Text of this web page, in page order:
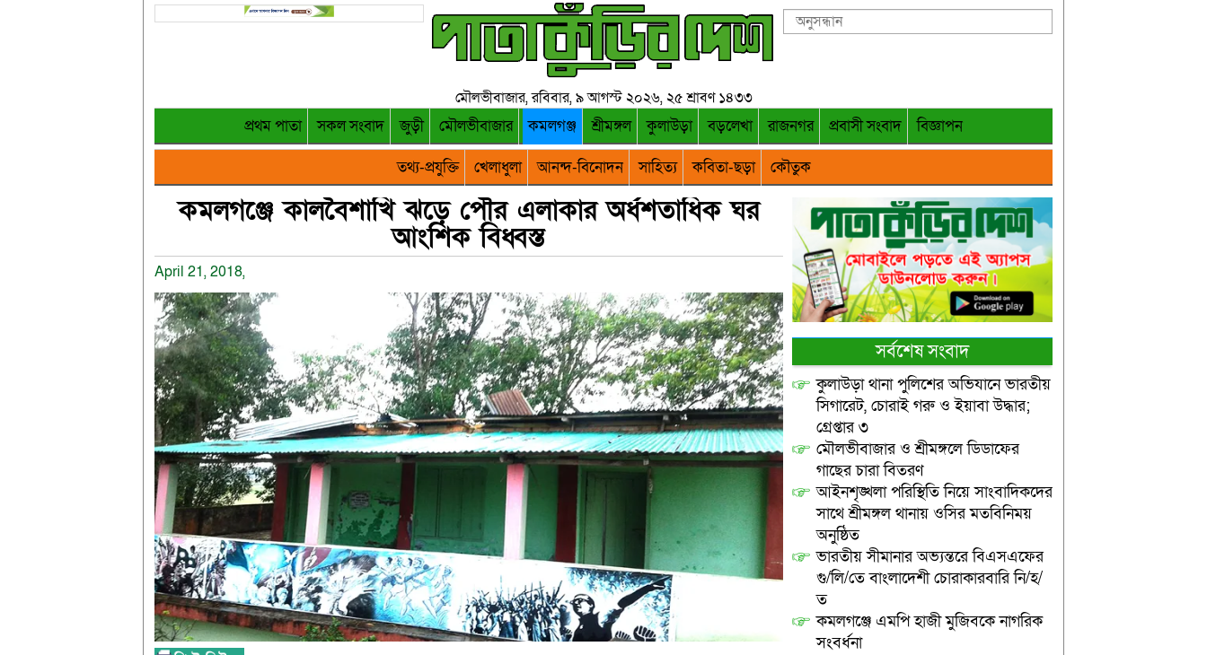
মৌলভীবাজার, রবিবার, ৯ আগস্ট ২০২৬, ২৫ শ্রাবণ ১৪৩৩
প্রথম পাতা সকল সংবাদ জুড়ী মৌলভীবাজার কমলগঞ্জ শ্রীমঙ্গল কুলাউড়া বড়লেখা রাজনগর প্রবাসী সংবাদ
বিজ্ঞাপন
তথ্য-প্রযুক্তি
খেলাধুলা আনন্দ-বিনোদন সাহিত্য কবিতা-ছড়া কৌতুক
কমলগঞ্জে কালবৈশাখি ঝড়ে পৌর এলাকার অর্ধশতাধিক ঘর
আংশিক বিধ্বস্ত
April 21, 2018,
সর্বশেষ সংবাদ
কুলাউড়া থানা পুলিশের অভিযানে ভারতীয়
সিগারেট, চোরাই গরু ও ইয়াবা উদ্ধার;
গ্রেপ্তার ৩
মৌলভীবাজার ও শ্রীমঙ্গলে ডিডাফের
গাছের চারা বিতরণ
আইনশৃঙ্খলা পরিস্থিতি নিয়ে সাংবাদিকদের
সাথে শ্রীমঙ্গল থানায় ওসির মতবিনিময়
অনুষ্ঠিত
ভারতীয় সীমানার অভ্যন্তরে বিএসএফের
গু/লি/তে বাংলাদেশী চোরাকারবারি নি/হ/
ত
কমলগঞ্জে এমপি হাজী মুজিবকে নাগরিক
সংবর্ধনা